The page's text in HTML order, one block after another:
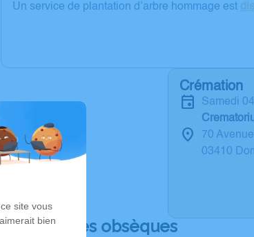
Un service de plantation d’arbre hommage est
Crémation
samedi
70
03410
Déroulé des obsèques